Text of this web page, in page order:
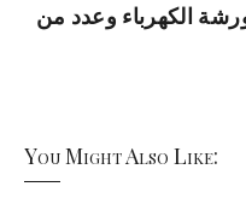
الكهرباء وعدد من
You Might Also Like: